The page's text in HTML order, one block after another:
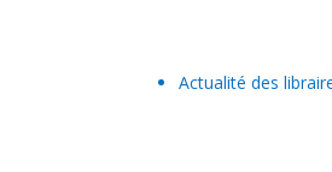
Actualité des